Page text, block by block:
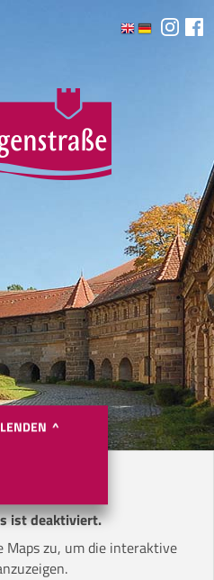
^
ist deaktiviert.
Maps zu, um die interaktive